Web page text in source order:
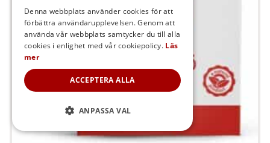
FINNISH
DANISH
Denna webbplats använder cookies för att
förbättra användarupplevelsen. Genom att
använda vår webbplats samtycker du till alla
cookies i enlighet med vår cookiepolicy. Läs
mer
ACCEPTERA ALLA
ANPASSA VAL